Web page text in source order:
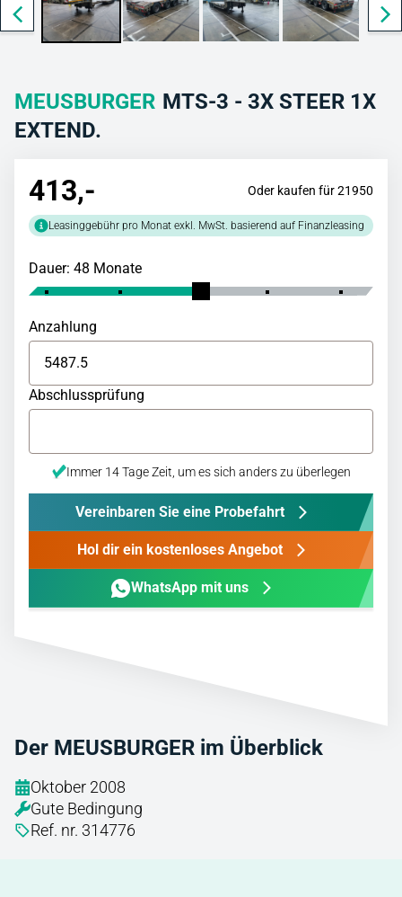
MEUSBURGER MTS-3 - 3X STEER 1X
EXTEND.
Der MEUSBURGER im Überblick
Oktober 2008
Gute Bedingung
Ref. nr. 314776
413,- Oder kaufen für 21950
Leasinggebühr pro Monat exkl. MwSt. basierend auf Finanzleasing
Dauer: 48 Monate
Anzahlung
Abschlussprüfung
Immer 14 Tage Zeit, um es sich anders zu überlegen
Vereinbaren Sie eine Probefahrt
Hol dir ein kostenloses Angebot
WhatsApp mit uns